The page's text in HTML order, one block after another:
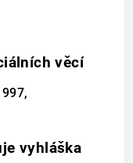
věcí
vyhláška